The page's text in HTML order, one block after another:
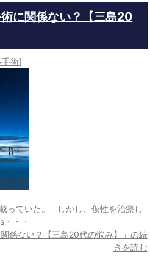
に関係ない？【三島20
手術]
っていた。 しかし、仮性を治療し
・・
係ない？【三島20代の悩み】」の続
きを読む